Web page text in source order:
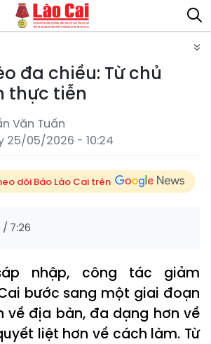
đa chiều: Từ chủ
thực tiễn
Văn Tuấn
25/05/2026 - 10:24
dõi Báo Lào Cai trên
/ 7:26
nhập, công tác giảm
bước sang một giai đoạn
về địa bàn, đa dạng hơn về
liệt hơn về cách làm. Từ